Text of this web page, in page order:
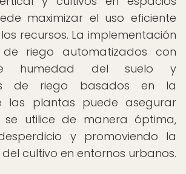
maximizar el uso eficiente
recursos. La implementación
riego automatizados con
humedad del suelo y
de riego basados en la
las plantas puede asegurar
utilice de manera óptima,
y promoviendo la
cultivo en entornos urbanos.